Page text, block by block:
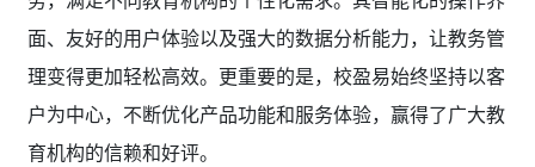
面、友好的用户体验以及强大的数据分析能力，让教务管
理变得更加轻松高效。更重要的是，校盈易始终坚持以客
户为中心，不断优化产品功能和服务体验，赢得了广大教
育机构的信赖和好评。